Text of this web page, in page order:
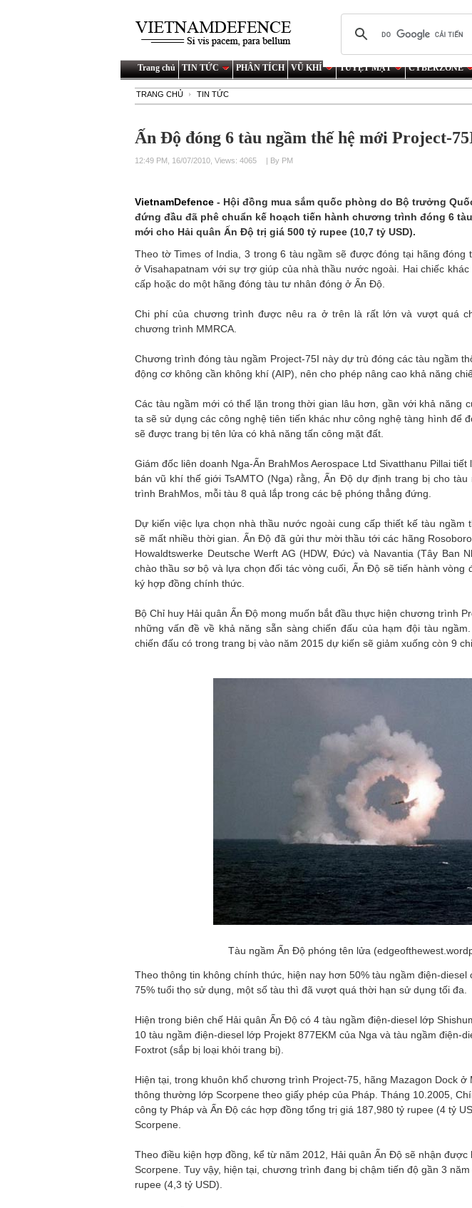
Trang chủ TIN TỨC PHÂN TÍCH VŨ KHÍ TUYỆT MẬT CYBERZONE
TRANG CHỦ TIN TỨC
Ấn Độ đóng 6 tàu ngầm thế hệ mới Project-
12:49 PM, 16/07/2010, Views: 4065 | By PM
VietnamDefence - Hội đồng mua sắm quốc phòng do Bộ trưởng
đứng đầu đã phê chuẩn kế hoạch tiến hành chương trình đóng 6
mới cho Hải quân Ấn Độ trị giá 500 tỷ rupee (10,7 tỷ USD).
Theo tờ Times of India, 3 trong 6 tàu ngầm sẽ được đóng tại hãng đóng
ở Visahapatnam với sự trợ giúp của nhà thầu nước ngoài. Hai chiếc
cấp hoặc do một hãng đóng tàu tư nhân đóng ở Ấn Độ.
Chi phí của chương trình được nêu ra ở trên là rất lớn và vượt quá
chương trình MMRCA.
Chương trình đóng tàu ngầm Project-75I này dự trù đóng các tàu ngầm
động cơ không cần không khí (AIP), nên cho phép nâng cao khả năng
Các tàu ngầm mới có thể lặn trong thời gian lâu hơn, gần với khả năng
ta sẽ sử dụng các công nghệ tiên tiến khác như công nghệ tàng hình để
sẽ được trang bị tên lửa có khả năng tấn công mặt đất.
Giám đốc liên doanh Nga-Ấn BrahMos Aerospace Ltd Sivatthanu Pillai
bán vũ khí thế giới TsAMTO (Nga) rằng, Ấn Độ dự định trang bị cho tàu
trình BrahMos, mỗi tàu 8 quả lắp trong các bệ phóng thẳng đứng.
Dự kiến việc lựa chọn nhà thầu nước ngoài cung cấp thiết kế tàu ngầm
sẽ mất nhiều thời gian. Ấn Độ đã gửi thư mời thầu tới các hãng
Howaldtswerke Deutsche Werft AG (HDW, Đức) và Navantia (Tây Ban
chào thầu sơ bộ và lựa chọn đối tác vòng cuối, Ấn Độ sẽ tiến hành vòng
ký hợp đồng chính thức.
Bộ Chỉ huy Hải quân Ấn Độ mong muốn bắt đầu thực hiện chương trình
những vấn đề về khả năng sẵn sàng chiến đấu của hạm đội tàu
chiến đấu có trong trang bị vào năm 2015 dự kiến sẽ giảm xuống còn 9
Tàu ngầm Ấn Độ phóng tên lửa
Theo thông tin không chính thức, hiện nay hơn 50% tàu ngầm điện-diesel
75% tuổi thọ sử dụng, một số tàu thì đã vượt quá thời hạn sử dụng tối đa.
Hiện trong biên chế Hải quân Ấn Độ có 4 tàu ngầm điện-diesel lớp
10 tàu ngầm điện-diesel lớp Projekt 877EKM của Nga và tàu ngầm điện-
Foxtrot (sắp bị loại khỏi trang bị).
Hiện tại, trong khuôn khổ chương trình Project-75, hãng Mazagon Dock ở
thông thường lớp Scorpene theo giấy phép của Pháp. Tháng 10.2005,
công ty Pháp và Ấn Độ các hợp đồng tổng trị giá 187,980 tỷ rupee (4 tỷ
Scorpene.
Theo điều kiện hợp đồng, kể từ năm 2012, Hải quân Ấn Độ sẽ nhận được
Scorpene. Tuy vậy, hiện tại, chương trình đang bị chậm tiến độ gần 3
rupee (4,3 tỷ USD).